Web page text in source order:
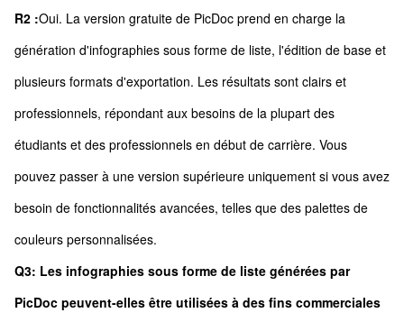
R2 :Oui. La version gratuite de PicDoc prend en charge la
génération d'infographies sous forme de liste, l'édition de base et
plusieurs formats d'exportation. Les résultats sont clairs et
professionnels, répondant aux besoins de la plupart des
étudiants et des professionnels en début de carrière. Vous
pouvez passer à une version supérieure uniquement si vous avez
besoin de fonctionnalités avancées, telles que des palettes de
couleurs personnalisées.
Q3: Les infographies sous forme de liste générées par
PicDoc peuvent-elles être utilisées à des fins commerciales